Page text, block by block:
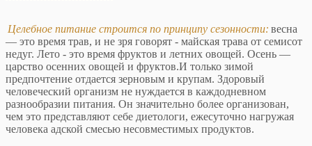
Целебное питание строится по принципу сезонно­сти: весна
— это время трав, и не зря говорят - майская трава от семисот
недуг. Лето - это время фруктов и летних овощей. Осень —
царство осенних овощей и фруктов.И только зимой
предпочтение от­дается зерновым и крупам. Здоровый
человеческий ор­ганизм не нуждается в каждодневном
разнообразии пи­тания. Он значительно более организован,
чем это представляют себе диетологи, ежесуточно нагружая
че­ловека адской смесью несовместимых продуктов.